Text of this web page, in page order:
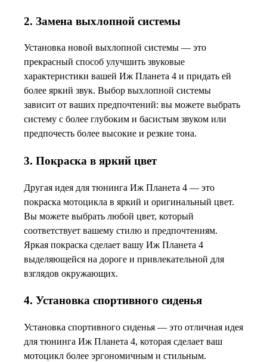
2. Замена выхлопной системы
Установка новой выхлопной системы — это
прекрасный способ улучшить звуковые
характеристики вашей Иж Планета 4 и придать ей
более яркий звук. Выбор выхлопной системы
зависит от ваших предпочтений: вы можете выбрать
систему с более глубоким и басистым звуком или
предпочесть более высокие и резкие тона.
3. Покраска в яркий цвет
Другая идея для тюнинга Иж Планета 4 — это
покраска мотоцикла в яркий и оригинальный цвет.
Вы можете выбрать любой цвет, который
соответствует вашему стилю и предпочтениям.
Яркая покраска сделает вашу Иж Планета 4
выделяющейся на дороге и привлекательной для
взглядов окружающих.
4. Установка спортивного сиденья
Установка спортивного сиденья — это отличная идея
для тюнинга Иж Планета 4, которая сделает ваш
мотоцикл более эргономичным и стильным.